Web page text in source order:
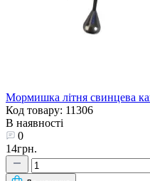
Мормишка літня свинцева
Код товару: 11306
В наявності
0
14грн.